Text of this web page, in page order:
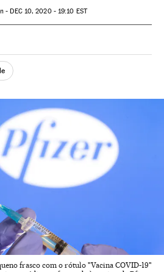
-DEC10, 2020 - 19:10 EST
Twitter
Redes Sociales
frasco com o rótulo "Vacina COVID-19"